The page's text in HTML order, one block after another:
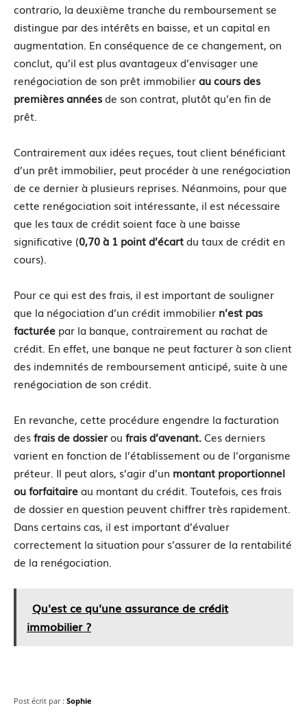
contrario, la deuxième tranche du remboursement se
distingue par des intérêts en baisse, et un capital en
augmentation. En conséquence de ce changement, on
conclut, qu’il est plus avantageux d’envisager une
renégociation de son prêt immobilierau cours des
premières annéesde son contrat, plutôt qu’en fin de
prêt.
Contrairement aux idées reçues, tout client bénéficiant
d’un prêt immobilier, peut procéder à une renégociation
de ce dernier à plusieurs reprises. Néanmoins, pour que
cette renégociation soit intéressante, il est nécessaire
que les taux de crédit soient face à une baisse
significative (0,70 à 1 point d’écartdu taux de crédit en
cours).
Pour ce qui est des frais, il est important de souligner
que la négociation d’un crédit immobilier n’est pas
facturée par la banque, contrairement au rachat de
crédit. En effet, une banque ne peut facturer à son client
des indemnités de remboursement anticipé, suite à une
renégociation de son crédit.
En revanche, cette procédure engendre la facturation
desfrais de dossierou frais d’avenant.Ces derniers
varient en fonction de l’établissement ou de l’organisme
préteur. Il peut alors, s’agir d’un montant proportionnel
ou forfaitaireau montant du crédit. Toutefois, ces frais
de dossier en question peuvent chiffrer très rapidement.
Dans certains cas, il est important d’évaluer
correctement la situation pour s’assurer de la rentabilité
de la renégociation.
Qu'est ce qu'une assurance de crédit
immobilier ?
Post écrit par : Sophie